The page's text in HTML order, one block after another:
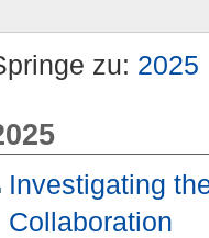
zu: 2025
Investigating
Collaboration